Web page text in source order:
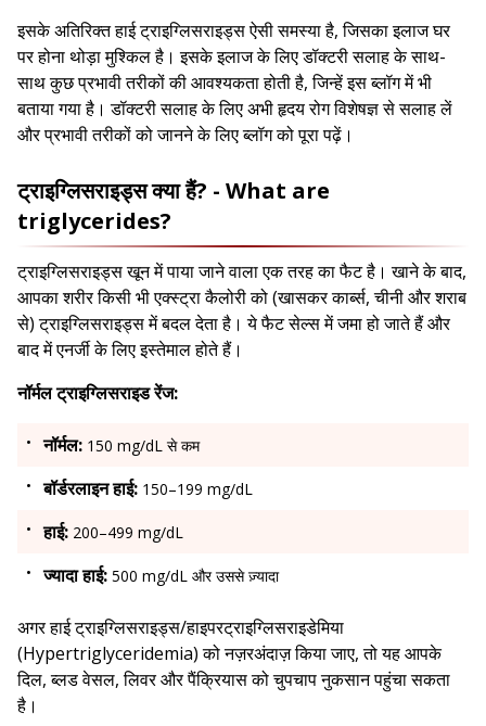
इसके अतिरिक्त हाई ट्राइग्लिसराइड्स ऐसी समस्या है, जिसका इलाज घर
पर होना थोड़ा मुश्किल है। इसके इलाज के लिए डॉक्टरी सलाह के साथ-
साथ कुछ प्रभावी तरीकों की आवश्यकता होती है, जिन्हें इस ब्लॉग में भी
बताया गया है। डॉक्टरी सलाह के लिए अभी हृदय रोग विशेषज्ञ से सलाह लें
और प्रभावी तरीकों को जानने के लिए ब्लॉग को पूरा पढ़ें।
ट्राइग्लिसराइड्स क्या हैं? - What are
triglycerides?
ट्राइग्लिसराइड्स खून में पाया जाने वाला एक तरह का फैट है। खाने के बाद,
आपका शरीर किसी भी एक्स्ट्रा कैलोरी को (खासकर कार्ब्स, चीनी और शराब
से) ट्राइग्लिसराइड्स में बदल देता है। ये फैट सेल्स में जमा हो जाते हैं और
बाद में एनर्जी के लिए इस्तेमाल होते हैं।
नॉर्मल ट्राइग्लिसराइड रेंज:
नॉर्मल: 150 mg/dL से कम
बॉर्डरलाइन हाई: 150–199 mg/dL
हाई: 200–499 mg/dL
ज्यादा हाई: 500 mg/dL और उससे ज़्यादा
अगर हाई ट्राइग्लिसराइड्स/हाइपरट्राइग्लिसराइडेमिया
(Hypertriglyceridemia) को नज़रअंदाज़ किया जाए, तो यह आपके
दिल, ब्लड वेसल, लिवर और पैंक्रियास को चुपचाप नुकसान पहुंचा सकता
है।